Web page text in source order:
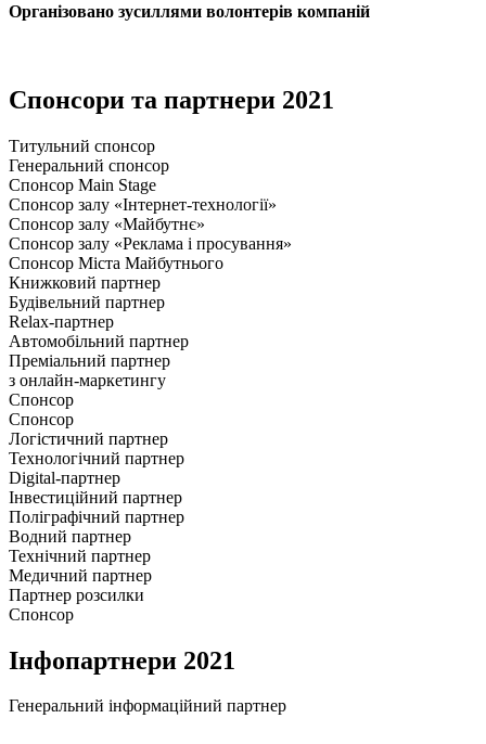
Організовано зусиллями волонтерів компаній
Спонсори та партнери 2021
Титульний спонсор
Генеральний спонсор
Спонсор Main Stage
Спонсор залу «Інтернет-технології»
Спонсор залу «Майбутнє»
Спонсор залу «Реклама і просування»
Спонсор Міста Майбутнього
Книжковий партнер
Будівельний партнер
Relax-партнер
Автомобільний партнер
Преміальний партнер
з онлайн-маркетингу
Спонсор
Спонсор
Логістичний партнер
Технологічний партнер
Digital-партнер
Інвестиційний партнер
Поліграфічний партнер
Водний партнер
Технічний партнер
Медичний партнер
Партнер розсилки
Cпонсор
Інфопартнери 2021
Генеральний інформаційний партнер